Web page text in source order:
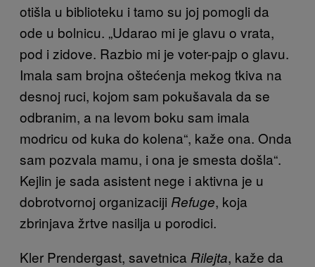
otišla u biblioteku i tamo su joj pomogli da
ode u bolnicu. „Udarao mi je glavu o vrata,
pod i zidove. Razbio mi je voter-pajp o glavu.
Imala sam brojna oštećenja mekog tkiva na
desnoj ruci, kojom sam pokušavala da se
odbranim, a na levom boku sam imala
modricu od kuka do kolena“, kaže ona. Onda
sam pozvala mamu, i ona je smesta došla“.
Kejlin je sada asistent nege i aktivna je u
dobrotvornoj organizaciji Refuge, koja
zbrinjava žrtve nasilja u porodici.
Kler Prendergast, savetnica Rilejta, kaže da